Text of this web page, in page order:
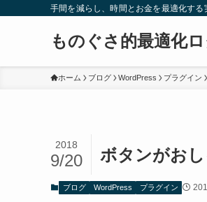
手間を減らし、時間とお金を最適化する
ものぐさ的最適化
ホーム ブログ WordPress プラグイン
ボタンがお
2018
9/20
ブログ WordPress プラグイン